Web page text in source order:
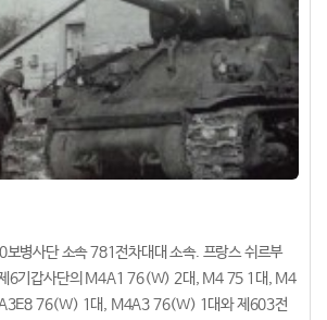
병사단 소속 781전차대대 소속. 프랑스 쉬르부
6기갑사단의 M4A1 76(W) 2대, M4 75 1대, M4
76(W) 1대, M4A3 76(W) 1대와 제603전